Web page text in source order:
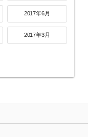
2017年6月
2017年3月